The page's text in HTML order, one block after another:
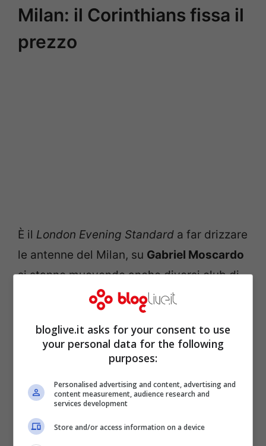
Milan: il Corinthians fissa il
prezzo
È il London Evening Standard a far drizzare
le antenne del Milan, su Gabriel Moscardo
si stanno muovendo anche diversi club di
Premier League. A interessarsi al 18enne
in questi giorni sono stati
Chelsea,Arsenal eLiverpool. La potenza
economica di queste società potrebbe
corsa al centrocampista ealmeno per il
momento si sta cercando di lavorare
sottotraccia
bloglive.it asks for your consent to use
your personal data for the following
purposes:
Personalised advertising and content, advertising and
content measurement, audience research and
services development
Store and/or access information on a device